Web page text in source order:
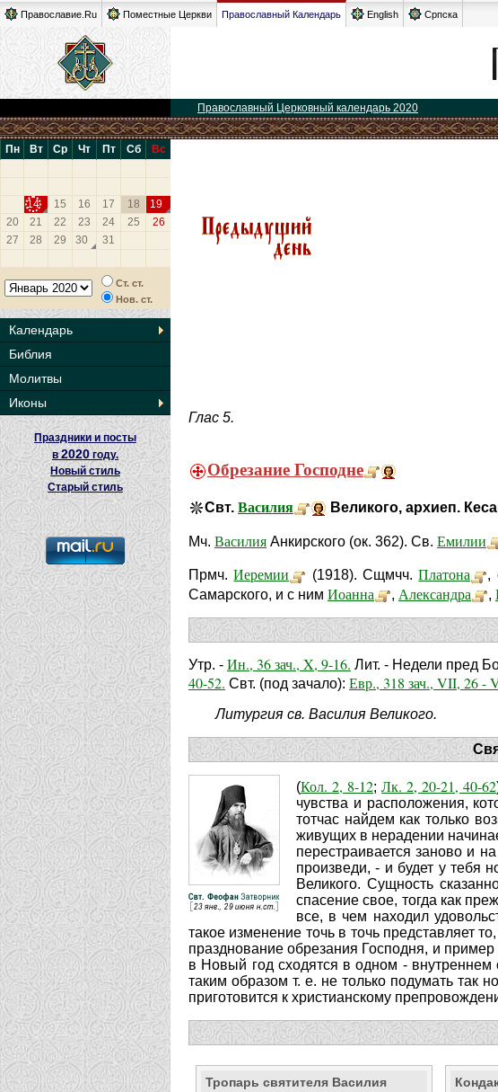
Православие.Ru Поместные Церкви Православный Календарь English Српска
Православный Церковный календарь 2020
Пн Вт Ср Чт Пт Сб Вс
14 15 16 17 18
19
20
21 22 23 24 25
26
27
28 29 30 31
Ст. ст.
Нов. ст.
Календарь
Библия
Молитвы
Иконы
Праздники и посты
в2020 году.
Новый стиль
Старый стиль
Глас 5.
Обрезание Господне
Свт. Василия Великого, архиеп.
Мч. Василия Анкирского (ок. 362). Св. Емилии
Прмч.Иеремии (1918). Сщмчч.Платона ,
Самарского, и с ним Иоанна , Александра ,
Утр. - Ин., 36 зач., X, 9-16. Лит. - Недели пред
40-52. Свт. (под зачало): Евр., 318 зач., VII, 26 -
Литургия св. Василия Великого.
(Кол. 2, 8-12;Лк. 2, 20-21, 40-62
чувства и расположения,
тотчас найдем как только
живущих в нерадении
перестраивается заново и
произведи, - и будет у тебя
Великого. Сущность
спасение свое, тогда как
все, в чем находил
такое изменение точь в точь представляет
празднование обрезания Господня, и
в Новый год сходятся в одном - внутреннем
таким образом т. е. не только подумать так
приготовится к христианскому
Тропарь святителя Василия